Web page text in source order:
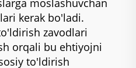
moslashuvchan
kerak bo'ladi.
zavodlari
orqali bu ehtiyojni
to'ldirish